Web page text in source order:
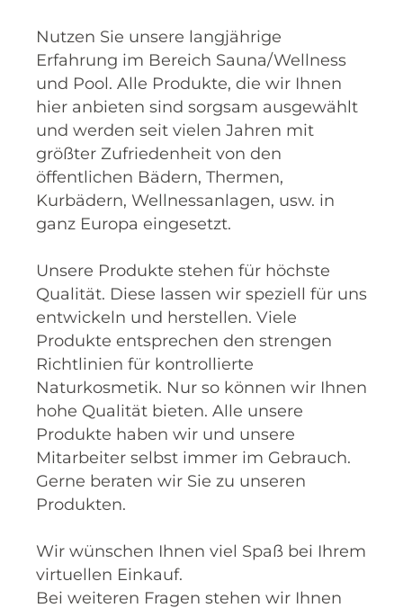
Nutzen Sie unsere langjährige
Erfahrung im Bereich Sauna/Wellness
und Pool. Alle Produkte, die wir Ihnen
hier anbieten sind sorgsam ausgewählt
und werden seit vielen Jahren mit
größter Zufriedenheit von den
öffentlichen Bädern, Thermen,
Kurbädern, Wellnessanlagen, usw. in
ganz Europa eingesetzt.
Unsere Produkte stehen für höchste
Qualität. Diese lassen wir speziell für uns
entwickeln und herstellen. Viele
Produkte entsprechen den strengen
Richtlinien für kontrollierte
Naturkosmetik. Nur so können wir Ihnen
hohe Qualität bieten. Alle unsere
Produkte haben wir und unsere
Mitarbeiter selbst immer im Gebrauch.
Gerne beraten wir Sie zu unseren
Produkten.
Wir wünschen Ihnen viel Spaß bei Ihrem
virtuellen Einkauf.
Bei weiteren Fragen stehen wir Ihnen